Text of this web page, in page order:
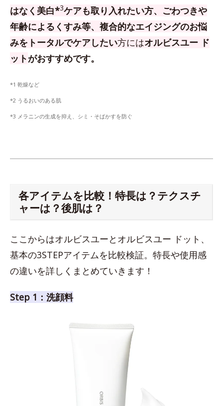
はなく美白*3ケアも取り入れたい方、 ごわつきや
年齢によるくすみ等、複合的なエイジングのお悩
みをトータルでケアしたい方にはオルビスユー ド
ットがおすすめです。
*1 乾燥など
*2 うるおいのある肌
*3 メラニンの生成を抑え、シミ・そばかすを防ぐ
各アイテムを比較！特長は？テクスチ
ャーは？後肌は？
ここからはオルビスユーとオルビスユー ドット、
基本の3STEPアイテムを比較検証。特長や使用感
の違いを詳しくまとめていきます！
Step 1：洗顔料